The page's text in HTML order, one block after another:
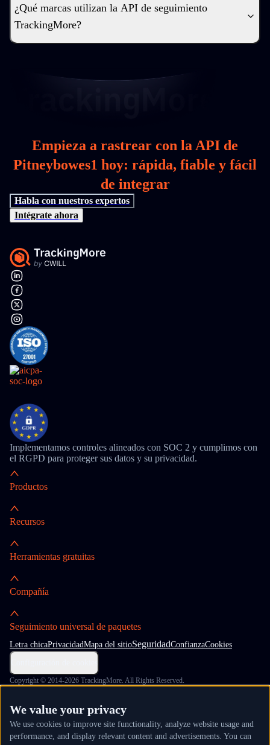
¿Qué marcas utilizan la API de seguimiento
TrackingMore?
Empieza a rastrear con la API de
Pitneybowes1 hoy: rápida, fiable y fácil
de integrar
Habla con nuestros expertos
Intégrate ahora
Implementamos controles alineados con SOC 2 y cumplimos con
el RGPD para proteger sus datos y su privacidad.
Productos
Recursos
Herramientas gratuitas
Compañía
Seguimiento universal de paquetes
Letra chicaPrivacidadMapa del sitioSeguridadConfianzaCookies
Copyright © 2014-2026 TrackingMore. All Rights Reserved.
We value your privacy
We use cookies to improve site functionality, analyze website usage and
performance, and display relevant content and advertisements. You can